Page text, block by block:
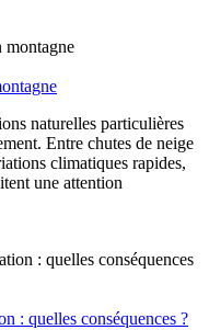
naturelles particulières
Entre chutes de neige
climatiques rapides,
une attention
: quelles conséquences ?